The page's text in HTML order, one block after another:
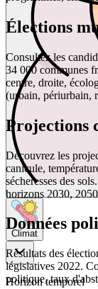
Climat
Horizon temporel
Élections
Consultez les
34 000 communes
centre, droite,
(urbain, périurbain,
Projections
Découvrez les
canicule,
sécheresses des
horizons 2030,
Données
Résultats des
législatives 2022.
politique, taux